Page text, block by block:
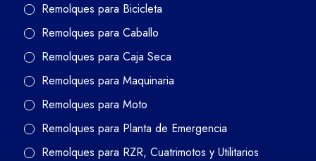
Remolques para Bicicleta
Remolques para Caballo
Remolques para Caja Seca
Remolques para Maquinaria
Remolques para Moto
Remolques para Planta de Emergencia
Remolques para RZR, Cuatrimotos y Utilitarios